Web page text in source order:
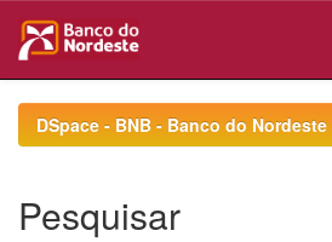
navigationDSpace - BNB - Banco do
Pesquisar